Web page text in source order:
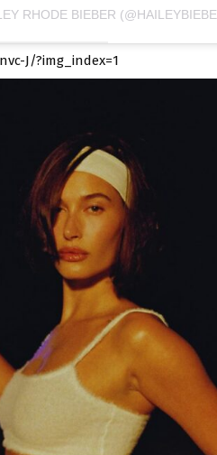
RHODE BIEBER
J/?img_index=1